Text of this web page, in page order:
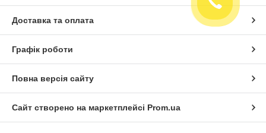
Доставка та оплата
Графік роботи
Повна версія сайту
Сайт створено на маркетплейсі Prom.ua